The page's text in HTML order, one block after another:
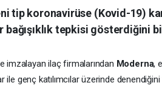
tip koronavirüse (Kovid-19)
bağışıklık tepkisi gösterdiğini
imzalayan ilaç firmalarından Moderna,
ile genç katılımcılar üzerinde denendiğini